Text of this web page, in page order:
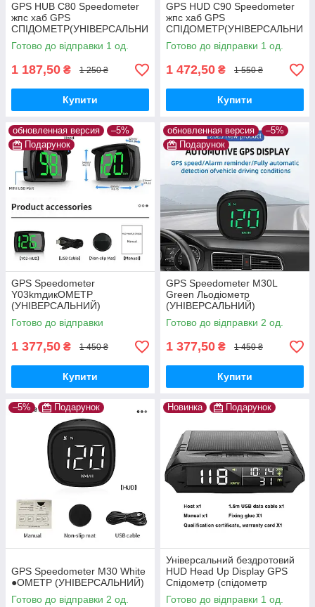
GPS HUB C80 Speedometer
жпс хаб GPS
СПІДОМЕТР(УНІВЕРСАЛЬНИ
Й)
Готово до відправки 1 од.
1 187,50 ₴ 1 250 ₴
Купити
GPS HUD C90 Speedometer
жпс хаб GPS
СПІДОМЕТР(УНІВЕРСАЛЬНИ
Й)
Готово до відправки 1 од.
1 472,50 ₴ 1 550 ₴
Купити
обновленная версия
–5%
Подарунок
GPS Speedometer
Y03kmдикОМЕТР
(УНІВЕРСАЛЬНИЙ)
Готово до відправки
1 377,50 ₴ 1 450 ₴
Купити
обновленная версия
–5%
Подарунок
GPS Speedometer M30L
Green Льодіометр
(УНІВЕРСАЛЬНИЙ)
Готово до відправки 2 од.
1 377,50 ₴ 1 450 ₴
Купити
–5% Подарунок
GPS Speedometer M30 White
●ОМЕТР (УНІВЕРСАЛЬНИЙ)
Готово до відправки 2 од.
Новинка Подарунок
Універсальний бездротовий
HUD Head Up Display GPS
Спідометр (спідометр
годинник термометр і ін )
Готово до відправки 1 од.